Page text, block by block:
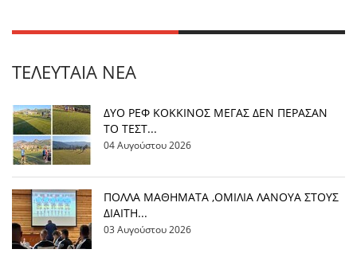
ΤΕΛΕΥΤΑΊΑ ΝΈΑ
ΔΥΟ ΡΕΦ ΚΟΚΚΙΝΟΣ ΜΕΓΑΣ ΔΕΝ ΠΕΡΑΣΑΝ
ΤΟ ΤΕΣΤ...
04 Αυγούστου 2026
ΠΟΛΛΑ ΜΑΘΗΜΑΤΑ ,ΟΜΙΛΙΑ ΛΑΝΟΥΑ ΣΤΟΥΣ
ΔΙΑΙΤΗ...
03 Αυγούστου 2026